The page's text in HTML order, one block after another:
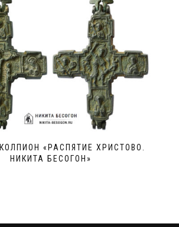
«РАСПЯТИЕ ХРИСТОВО.
НИКИТА БЕСОГОН»